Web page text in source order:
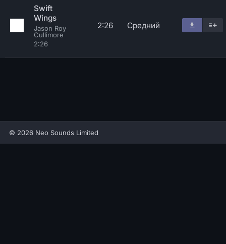
Swift
Wings
Jason Roy
Cullimore
2:26
2:26 Средний
© 2026 Neo Sounds Limited